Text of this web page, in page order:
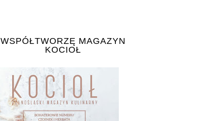
WSPÓŁTWORZĘ MAGAZYN
KOCIOŁ